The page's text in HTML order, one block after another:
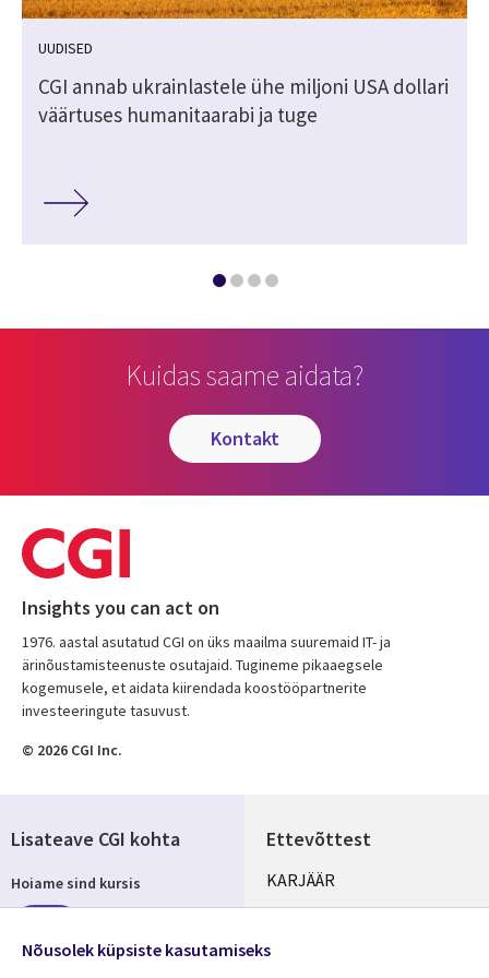
UUDISED
CGI annab ukrainlastele ühe miljoni USA dollari
väärtuses humanitaarabi ja tuge
Kuidas saame aidata?
kontakt
Insights you can act on
1976. aastal asutatud CGI on üks maailma suuremaid IT- ja
ärinõustamisteenuste osutajaid. Tugineme pikaaegsele
kogemusele, et aidata kiirendada koostööpartnerite
investeeringute tasuvust.
© 2026 CGI Inc.
Ettevõttest
Useful
links
ESTONIA
KARJÄÄR
KONTORID
Lisateave CGI kohta
Hoiame sind kursis
Nõusolek küpsiste kasutamiseks